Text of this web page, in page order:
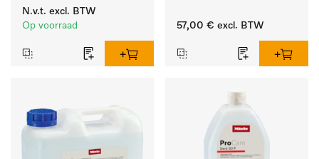
reiniging van
laboratoriumglaswerk en -
N.v.t. excl. BTW
Op voorraad
transmissie-instrumenten.
57,00 € excl. BTW